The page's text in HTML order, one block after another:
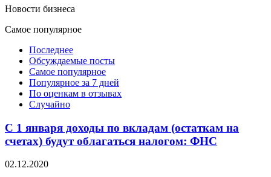
Новости бизнеса
Самое популярное
Последнее
Обсуждаемые посты
Самое популярное
Популярное за 7 дней
По оценкам в отзывах
Случайно
С 1 января доходы по вкладам (остаткам на
счетах) будут облагаться налогом: ФНС
02.12.2020